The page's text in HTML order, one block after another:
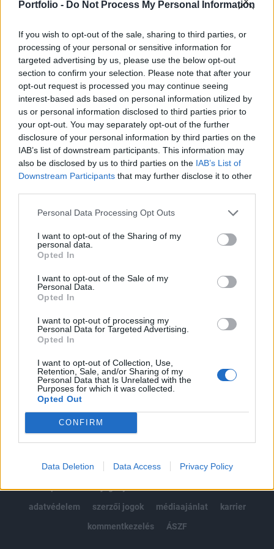
Portfolio - Do Not Process My Personal Information
If you wish to opt-out of the sale, sharing to third parties, or
processing of your personal or sensitive information for
targeted advertising by us, please use the below opt-out
section to confirm your selection. Please note that after your
opt-out request is processed you may continue seeing
interest-based ads based on personal information utilized by
us or personal information disclosed to third parties prior to
your opt-out. You may separately opt-out of the further
disclosure of your personal information by third parties on the
IAB’s list of downstream participants. This information may
also be disclosed by us to third parties on the IAB’s List of
Downstream Participants that may further disclose it to other
Personal Data Processing Opt Outs
I want to opt-out of the Sharing of my
personal data.
Opted In
I want to opt-out of the Sale of my
Personal Data.
Opted In
I want to opt-out of processing my
Personal Data for Targeted Advertising.
Opted In
I want to opt-out of Collection, Use,
Retention, Sale, and/or Sharing of my
Personal Data that Is Unrelated with the
Purposes for which it was collected.
Opted Out
CONFIRM
Data Deletion Data Access Privacy Policy
Európában esedékes amerikai–iráni
Donald Trump amerikai elnök bejelentette, hogy J. D. Vance
alelnök képviseli az Egyesült Államokat a hétvégén
Európában esedékes amerikai-iráni megállapodás
ünnepélyes aláírásán. A döntés egyértelműen arra utal,
hogy a két ország közötti kétoldalú tárgyalások
kézzelfogható eredményt hoztak, és a folyamat a záró
szakaszába lépett., írja a Reuters. Bár...
KEDVES OLVASÓNK!
A keresett cikk a portfolio.hu hírarchívumához
tartozik, melynek olvasása előfizetéses
Az előfizetés a következőket tartalmazza:
Kötéslisták: BÉT elmúlt 2 év napon belüli
kötéslistái
Előfizetés
MÁR ELŐFIZETŐNK VAGY?BEJELENTKEZÉS
© 2026 Portfolio
impresszum
jogi nyilatkozat
süti beállítások
adatvédelem
szerzői jogok médiaajánlat
karrier
kommentkezelés
ÁSZF